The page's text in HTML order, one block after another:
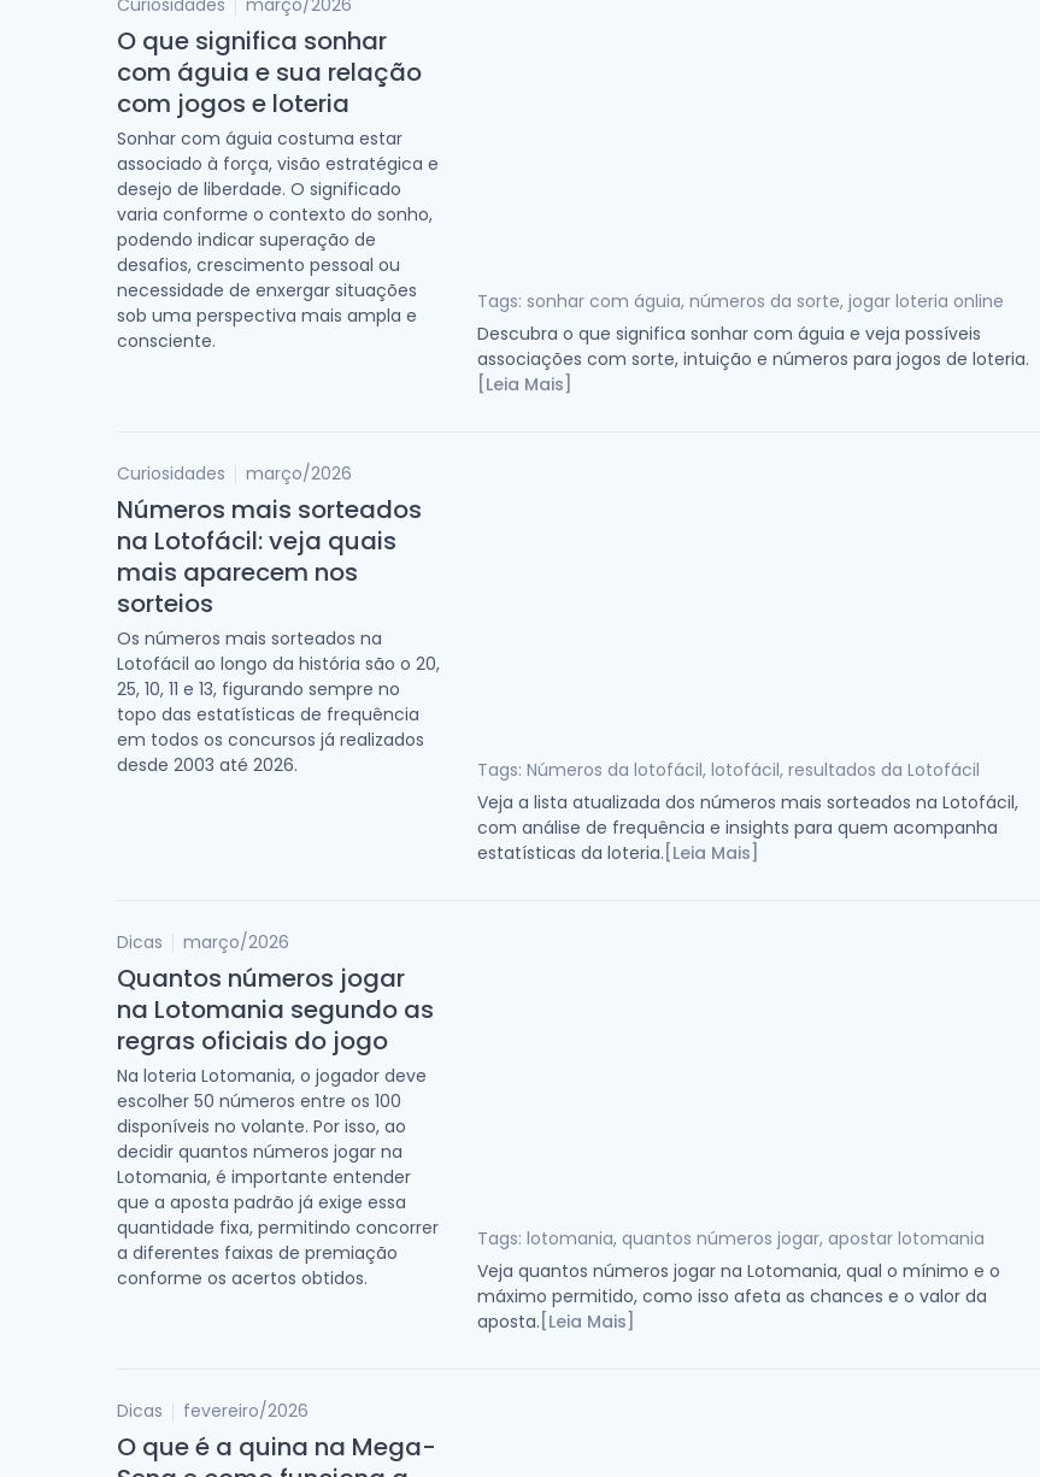
Curiosidades março/2026
O que significa sonhar
com águia e sua relação
com jogos e loteria
Sonhar com águia costuma estar
associado à força, visão estratégica e
desejo de liberdade. O significado
varia conforme o contexto do sonho,
podendo indicar superação de
desafios, crescimento pessoal ou
necessidade de enxergar situações
sob uma perspectiva mais ampla e
consciente.
Tags: sonhar com águia, números da sorte, jogar loteria online
Descubra o que significa sonhar com águia e veja possíveis
associações com sorte, intuição e números para jogos de loteria.
[Leia Mais]
Curiosidades março/2026
Números mais sorteados
na Lotofácil: veja quais
mais aparecem nos
sorteios
Os números mais sorteados na
Lotofácil ao longo da história são o 20,
25, 10, 11 e 13, figurando sempre no
topo das estatísticas de frequência
em todos os concursos já realizados
desde 2003 até 2026.
Tags: Números da lotofácil, lotofácil, resultados da Lotofácil
Veja a lista atualizada dos números mais sorteados na Lotofácil,
com análise de frequência e insights para quem acompanha
estatísticas da loteria. [Leia Mais]
Dicas março/2026
Quantos números jogar
na Lotomania segundo as
regras oficiais do jogo
Na loteria Lotomania, o jogador deve
escolher 50 números entre os 100
disponíveis no volante. Por isso, ao
decidir quantos números jogar na
Lotomania, é importante entender
que a aposta padrão já exige essa
quantidade fixa, permitindo concorrer
a diferentes faixas de premiação
conforme os acertos obtidos.
Tags: lotomania, quantos números jogar, apostar lotomania
Veja quantos números jogar na Lotomania, qual o mínimo e o
máximo permitido, como isso afeta as chances e o valor da
aposta. [Leia Mais]
Dicas fevereiro/2026
O que é a quina na Mega-